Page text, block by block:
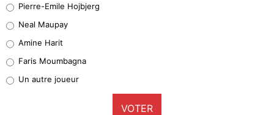
5%
1%
9%
Pierre-Emile Hojbjerg
Neal Maupay
Amine Harit
Faris Moumbagna
Un autre joueur
VOTER